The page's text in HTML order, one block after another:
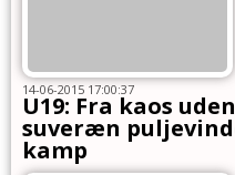
14-06-2015 17:00:37
U19: Fra kaos
suveræn
kamp